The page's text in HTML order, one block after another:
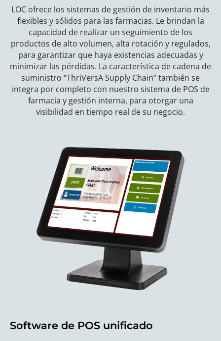
LOC ofrece los sistemas de gestión de inventario más
flexibles y sólidos para las farmacias. Le brindan la
capacidad de realizar un seguimiento de los
productos de alto volumen, alta rotación y regulados,
para garantizar que haya existencias adecuadas y
minimizar las pérdidas. La característica de cadena de
suministro “ThriVersA Supply Chain” también se
integra por completo con nuestro sistema de POS de
farmacia y gestión interna, para otorgar una
visibilidad en tiempo real de su negocio.
Software de POS unificado